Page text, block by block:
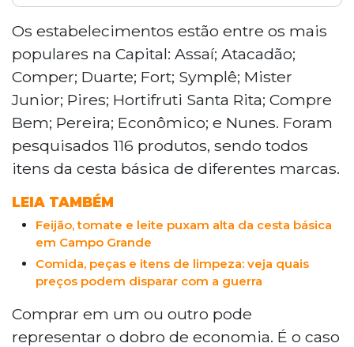
Pesquisa do Procon estadual, realizada
entre 22 e 23 de abril em 13
supermercados de Campo Grande,
revelou variações expressivas de preços
em itens básicos. O sal refinado Donana
teve a maior diferença, com 157% entre o
Symplê (R$ 5,79) e o Compre Bem (R$
2,25). A banana nanica variou 143,27% e o
creme dental Oral B, 122,46%. Ao todo, 116
produtos da cesta básica foram
analisados.
Os estabelecimentos estão entre os mais
populares na Capital: Assaí; Atacadão;
Comper; Duarte; Fort; Symplê; Mister
Junior; Pires; Hortifruti Santa Rita; Compre
Bem; Pereira; Econômico; e Nunes. Foram
pesquisados 116 produtos, sendo todos
itens da cesta básica de diferentes marcas.
LEIA TAMBÉM
Feijão, tomate e leite puxam alta da cesta básica
em Campo Grande
Comida, peças e itens de limpeza: veja quais
preços podem disparar com a guerra
Comprar em um ou outro pode
representar o dobro de economia. É o caso